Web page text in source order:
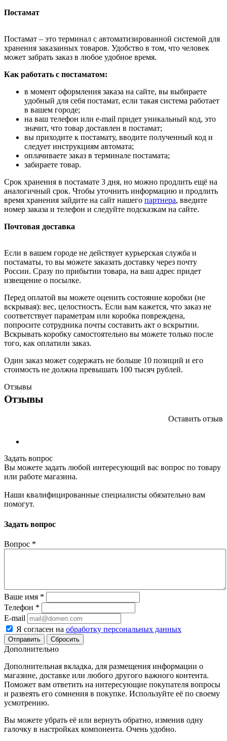
Постамат
Постамат – это терминал с автоматизированной системой для
хранения заказанных товаров. Удобство в том, что человек
может забрать заказ в любое удобное время.
Как работать с постаматом:
в момент оформления заказа на сайте, вы выбираете
удобный для себя постамат, если такая система работает
в вашем городе;
на ваш телефон или e-mail придет уникальный код, это
значит, что товар доставлен в постамат;
вы приходите к постамату, вводите полученный код и
следует инструкциям автомата;
оплачиваете заказ в терминале постамата;
забираете товар.
Срок хранения в постамате 3 дня, но можно продлить ещё на
аналогичный срок. Чтобы уточнить информацию и продлить
время хранения зайдите на сайт нашего партнера, введите
номер заказа и телефон и следуйте подсказкам на сайте.
Почтовая доставка
Если в вашем городе не действует курьерская служба и
постаматы, то вы можете заказать доставку через почту
России. Сразу по прибытии товара, на ваш адрес придет
извещение о посылке.
Перед оплатой вы можете оценить состояние коробки (не
вскрывая): вес, целостность. Если вам кажется, что заказ не
соответствует параметрам или коробка повреждена,
попросите сотрудника почты составить акт о вскрытии.
Вскрывать коробку самостоятельно вы можете только после
того, как оплатили заказ.
Один заказ может содержать не больше 10 позиций и его
стоимость не должна превышать 100 тысяч рублей.
Отзывы
Отзывы
Оставить отзыв
Задать вопрос
Вы можете задать любой интересующий вас вопрос по товару
или работе магазина.
Наши квалифицированные специалисты обязательно вам
помогут.
Задать вопрос
Вопрос *
Ваше имя *
Телефон *
E-mail
Я согласен на обработку персональных данных
Сбросить
Дополнительно
Дополнительная вкладка, для размещения информации о
магазине, доставке или любого другого важного контента.
Поможет вам ответить на интересующие покупателя вопросы
и развеять его сомнения в покупке. Используйте её по своему
усмотрению.
Вы можете убрать её или вернуть обратно, изменив одну
галочку в настройках компонента. Очень удобно.